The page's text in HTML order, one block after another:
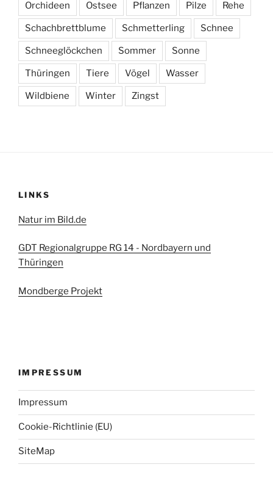
Orchideen Ostsee Pflanzen Pilze Rehe
Schachbrettblume Schmetterling Schnee
Schneeglöckchen Sommer Sonne
Thüringen Tiere Vögel Wasser
Wildbiene Winter Zingst
LINKS
Natur im Bild.de
GDT Regionalgruppe RG 14 - Nordbayern und
Thüringen
Mondberge Projekt
IMPRESSUM
Impressum
Cookie-Richtlinie (EU)
SiteMap